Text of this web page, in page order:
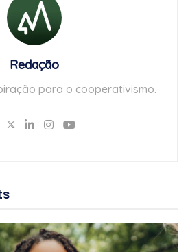
Redação
para o cooperativismo.